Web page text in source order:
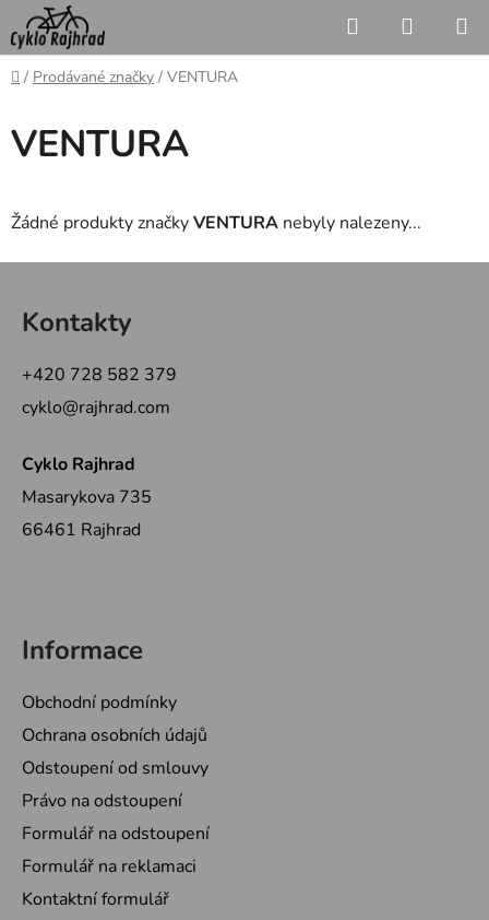
Přejít
na
obsah
Hledat
KOŠÍK
Domů
/ Prodávané značky / VENTURA
VENTURA
Žádné produkty značkyVENTURA nebyly nalezeny...
Kontakty
+420 728 582 379
cyklo@rajhrad.com
Cyklo Rajhrad
Masarykova 735
66461 Rajhrad
Informace
Obchodní podmínky
Ochrana osobních údajů
Odstoupení od smlouvy
Právo na odstoupení
Formulář na odstoupení
Formulář na reklamaci
Kontaktní formulář